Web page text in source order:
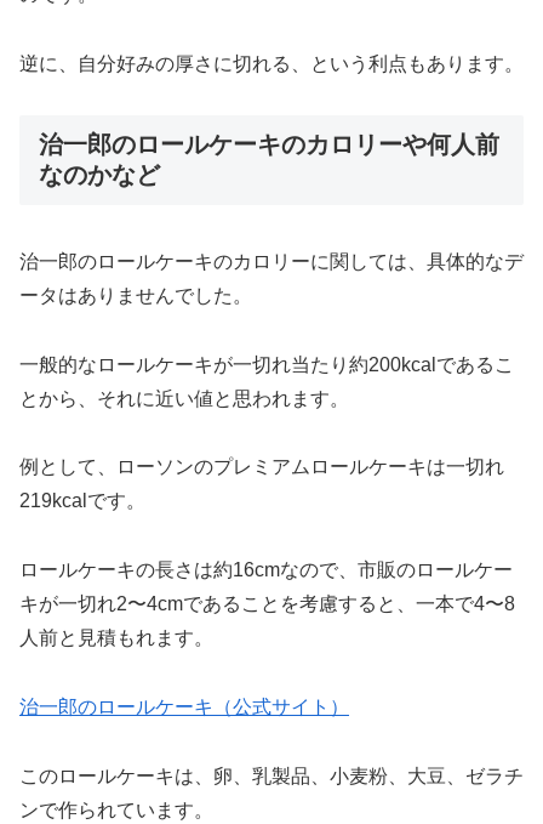
逆に、自分好みの厚さに切れる、という利点もあります。
治一郎のロールケーキのカロリーや何人前
なのかなど
治一郎のロールケーキのカロリーに関しては、具体的なデ
ータはありませんでした。
一般的なロールケーキが一切れ当たり約200kcalであるこ
とから、それに近い値と思われます。
例として、ローソンのプレミアムロールケーキは一切れ
219kcalです。
ロールケーキの長さは約16cmなので、市販のロールケー
キが一切れ2〜4cmであることを考慮すると、一本で4〜8
人前と見積もれます。
治一郎のロールケーキ（公式サイト）
このロールケーキは、卵、乳製品、小麦粉、大豆、ゼラチ
ンで作られています。